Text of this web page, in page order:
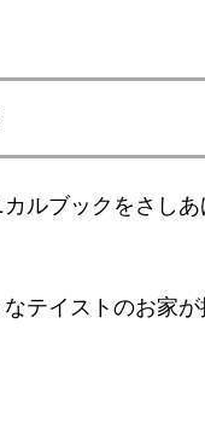
ルブックをさしあ
テイストのお家が